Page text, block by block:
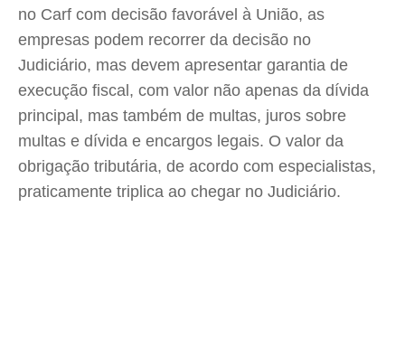
no Carf com decisão favorável à União, as
empresas podem recorrer da decisão no
Judiciário, mas devem apresentar garantia de
execução fiscal, com valor não apenas da dívida
principal, mas também de multas, juros sobre
multas e dívida e encargos legais. O valor da
obrigação tributária, de acordo com especialistas,
praticamente triplica ao chegar no Judiciário.